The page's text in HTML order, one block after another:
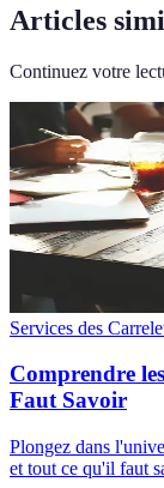
Articles
Continuez votre
Services des
Comprendre
Faut Savoir
Plongez dans
et tout ce qu'il faut